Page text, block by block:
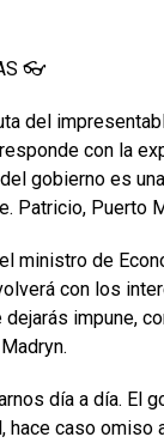
👓
del
con la
gobierno es
Patricio, Puerto
ministro de
con los
impune,
día a día. El
hace caso omiso